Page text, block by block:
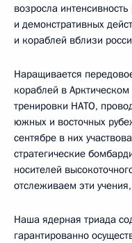
возросла
и демонстративных
и кораблей вблизи
Наращивается
кораблей в
тренировки НАТО,
южных и восточных
сентябре в них
стратегические
носителей
отслеживаем эти
Наша ядерная триада
гарантированно